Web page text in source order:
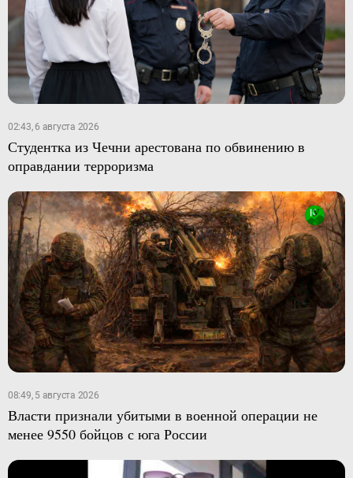
02:43, 6 августа 2026
Студентка из Чечни арестована по обвинению в
оправдании терроризма
08:49, 5 августа 2026
Власти признали убитыми в военной операции не
менее 9550 бойцов с юга России